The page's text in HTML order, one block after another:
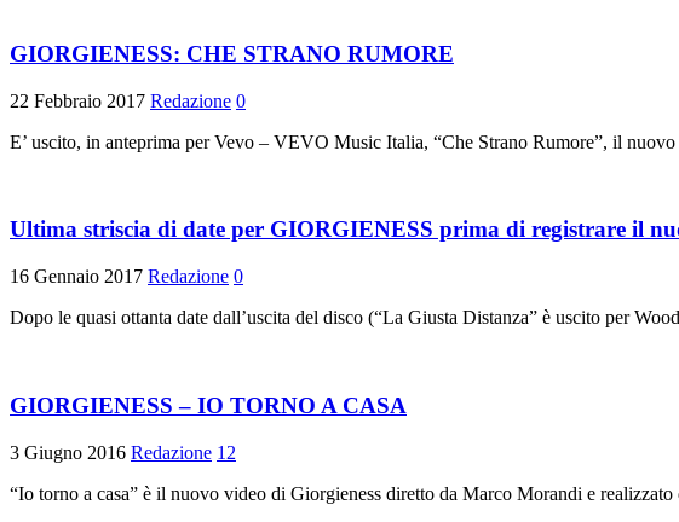
GIORGIENESS: CHE STRANO RUMORE
22 Febbraio 2017 Redazione 0
E’ uscito, in anteprima per Vevo – VEVO Music Italia, “Che Strano Rumore”, il
Ultima striscia di date per GIORGIENESS prima di registrare il
16 Gennaio 2017 Redazione 0
Dopo le quasi ottanta date dall’uscita del disco (“La Giusta Distanza” è uscito per
GIORGIENESS – IO TORNO A CASA
3 Giugno 2016 Redazione 12
“Io torno a casa” è il nuovo video di Giorgieness diretto da Marco Morandi e